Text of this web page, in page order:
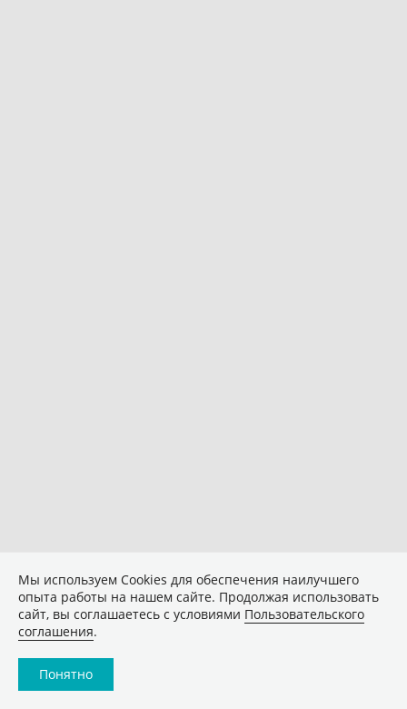
Мы используем Сookies для обеспечения наилучшего
опыта работы на нашем сайте. Продолжая использовать
сайт, вы соглашаетесь с условиями Пользовательского
соглашения.
Понятно